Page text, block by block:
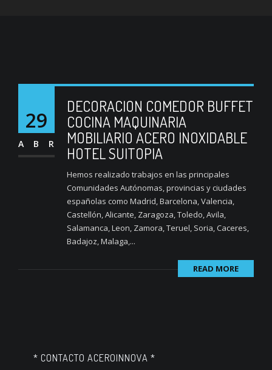
29
ABR
DECORACION COMEDOR BUFFET
COCINA MAQUINARIA
MOBILIARIO ACERO INOXIDABLE
HOTEL SUITOPIA
Hemos realizado trabajos en las principales
Comunidades Autónomas, provincias y ciudades
españolas como Madrid, Barcelona, Valencia,
Castellón, Alicante, Zaragoza, Toledo, Avila,
Salamanca, Leon, Zamora, Teruel, Soria, Caceres,
Badajoz, Malaga,...
READ MORE
* CONTACTO ACEROINNOVA *